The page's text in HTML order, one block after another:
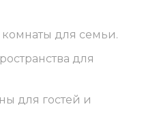
для семьи.
для
для гостей и